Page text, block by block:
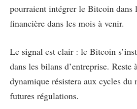
pourraient intégrer le Bitcoin dans
financière dans les mois à venir.
Le signal est clair : le Bitcoin
dans les bilans d’entreprise. Reste
dynamique résistera aux cycles du
futures régulations.